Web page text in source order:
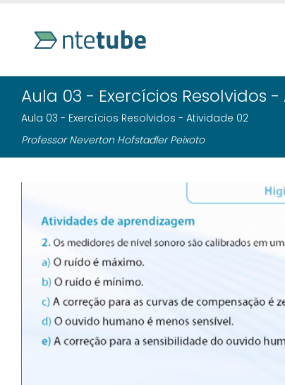
Aula 03 - Exercícios Resolvidos
Aula 03 - Exercícios Resolvidos - Atividade 02
Professor Neverton Hofstadler Peixoto